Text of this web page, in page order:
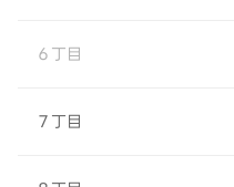
６丁目
７丁目